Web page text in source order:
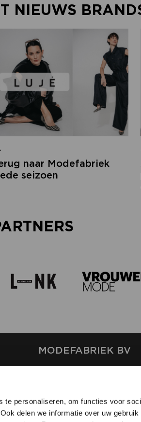
te personaliseren, om functies voor
delen we informatie over uw
NIEUWS
naar Modefabriek
seizoen
MODEFABRIEK BV
SHIFT